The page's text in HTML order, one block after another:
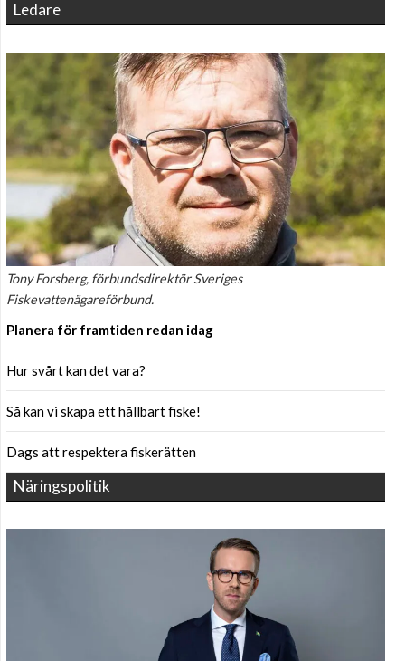
Ledare
Tony Forsberg, förbundsdirektör Sveriges
Fiskevattenägareförbund.
Planera för framtiden redan idag
Hur svårt kan det vara?
Så kan vi skapa ett hållbart fiske!
Dags att respektera fiskerätten
Näringspolitik